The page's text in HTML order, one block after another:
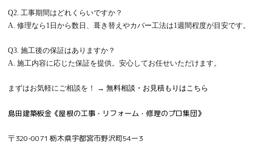
Q2. 工事期間はどれくらいですか？
A. 修理なら1日から数日、葺き替えやカバー工法は1週間程度が目安です。
Q3. 施工後の保証はありますか？
A. 施工内容に応じた保証を提供。安心してお任せいただけます。
まずはお気軽にご相談を！ → 無料相談・お見積もりはこちら
島田建築板金《屋根の工事・リフォーム・修理のプロ集団》
〒320-0071 栃木県宇都宮市野沢町54ー3